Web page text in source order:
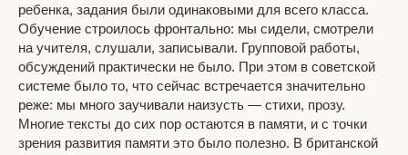
ребенка, задания были одинаковыми для всего класса.
Обучение строилось фронтально: мы сидели, смотрели
на учителя, слушали, записывали. Групповой работы,
обсуждений практически не было. При этом в советской
системе было то, что сейчас встречается значительно
реже: мы много заучивали наизусть — стихи, прозу.
Многие тексты до сих пор остаются в памяти, и с точки
зрения развития памяти это было полезно. В британской